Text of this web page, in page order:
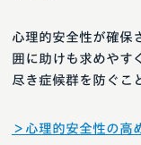
心理的安全性が確保
囲に助けも求めやす
尽き症候群を防ぐこ
＞心理的安全性の高